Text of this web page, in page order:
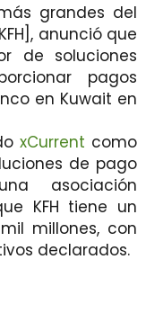
grandes del
anunció que
de soluciones
pagos
en Kuwait en
xCurrent como
de pago
asociación
KFH tiene un
millones, con
declarados.